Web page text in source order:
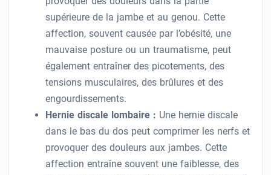
supérieure de la jambe et au genou. Cette
affection, souvent causée par l’obésité, une
mauvaise posture ou un traumatisme, peut
également entraîner des picotements, des
tensions musculaires, des brûlures et des
engourdissements.
Hernie discale lombaire : Une hernie discale
dans le bas du dos peut comprimer les nerfs et
provoquer des douleurs aux jambes. Cette
affection entraîne souvent une faiblesse, des